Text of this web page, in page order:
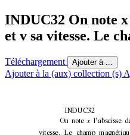
INDUC32 On note
et v sa vitesse. Le
Téléchargement Ajouter à ...
Ajouter à la (aux) collection (s)
INDUC32
On note x l’abscisse
vitesse.
Le champ